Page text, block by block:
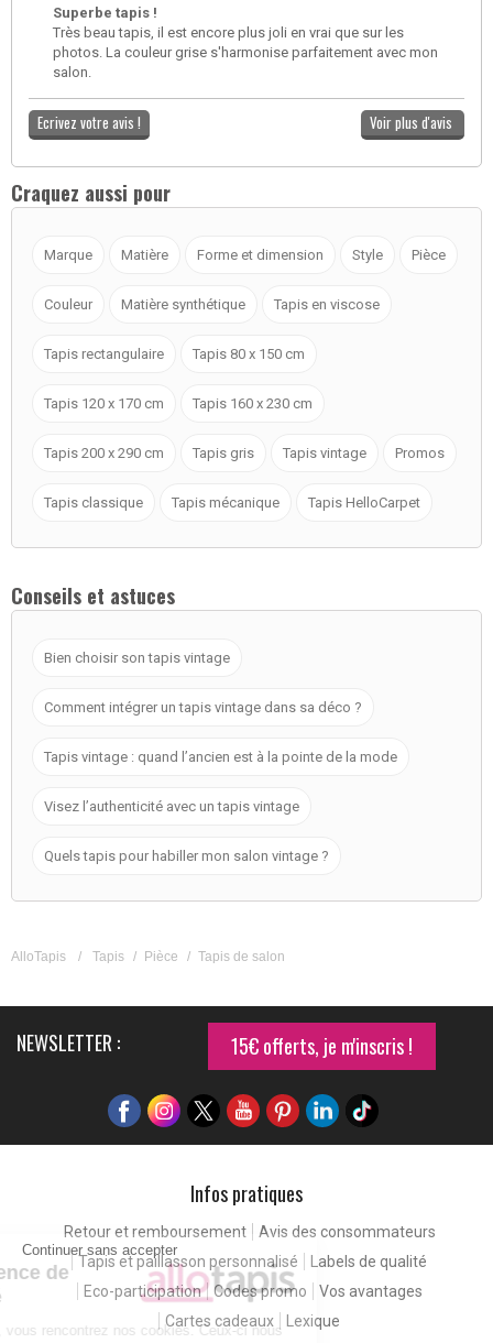
Continuer sans accepter
Pour une expérience de
meilleure qualité
En consultant notre site, vous rencontrez nos cookies. Ceux-ci nous
Superbe tapis !
Très beau tapis, il est encore plus joli en vrai que sur les
photos. La couleur grise s'harmonise parfaitement avec mon
salon.
Ecrivez votre avis ! Voir plus d'avis
Craquez aussi pour
Marque Matière Forme et dimension Style Pièce
Couleur Matière synthétique Tapis en viscose
Tapis rectangulaire Tapis 80 x 150 cm
Tapis 120 x 170 cm Tapis 160 x 230 cm
Tapis 200 x 290 cm Tapis gris Tapis vintage Promos
Tapis classique Tapis mécanique Tapis HelloCarpet
Conseils et astuces
Bien choisir son tapis vintage
Comment intégrer un tapis vintage dans sa déco ?
Tapis vintage : quand l’ancien est à la pointe de la mode
Visez l’authenticité avec un tapis vintage
Quels tapis pour habiller mon salon vintage ?
AlloTapis / Tapis / Pièce / Tapis de salon
NEWSLETTER : 15€ offerts, je m'inscris !
Infos pratiques
Retour et remboursement
Avis des consommateurs
Tapis et paillasson personnalisé
Labels de qualité
Eco-participation
Codes promo
Vos avantages
Cartes cadeaux
Lexique